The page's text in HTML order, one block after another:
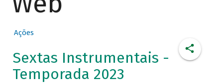
Ações
Sextas Instrumentais -
Temporada 2023